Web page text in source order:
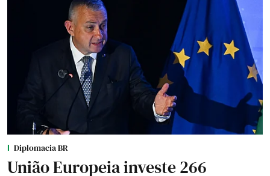
Diplomacia BR
União Europeia investe 266